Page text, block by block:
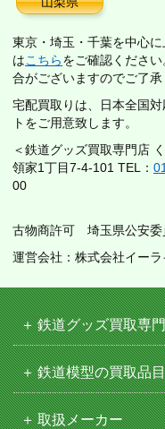
東京・埼玉・千葉を中心
はこちらをご確認くださ
合がございますのでご了承
宅配買取りは、日本全国
トをご用意致します。
＜鉄道グッズ買取専門店
領家1丁目7-4-101 TEL：
00
古物商許可 埼玉県公安委
運営会社：株式会社イーラ
鉄道グッズ買取専
鉄道模型の買取品
取扱メーカー